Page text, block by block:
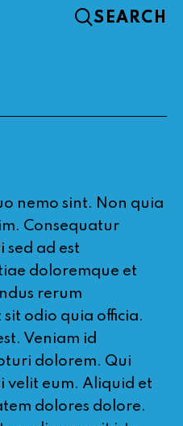
nemo sint. Non quia
Consequatur
ad est
doloremque et
rerum
odio quia officia.
Veniam id
dolorem. Qui
velit eum. Aliquid et
dolores dolore.